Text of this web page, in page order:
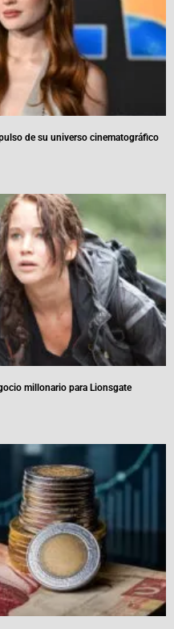
de su universo cinematográfico
millonario para Lionsgate